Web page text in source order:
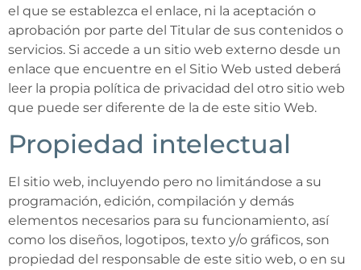
el que se establezca el enlace, ni la aceptación o
aprobación por parte del Titular de sus contenidos o
servicios. Si accede a un sitio web externo desde un
enlace que encuentre en el Sitio Web usted deberá
leer la propia política de privacidad del otro sitio web
que puede ser diferente de la de este sitio Web.
Propiedad intelectual
El sitio web, incluyendo pero no limitándose a su
programación, edición, compilación y demás
elementos necesarios para su funcionamiento, así
como los diseños, logotipos, texto y/o gráficos, son
propiedad del responsable de este sitio web, o en su